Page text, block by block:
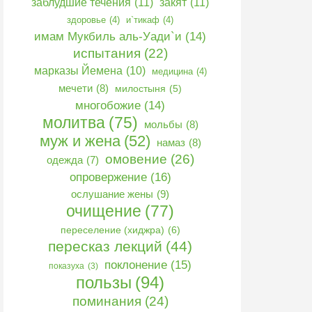
здоровье (4) и`тикаф (4)
имам Мукбиль аль-Уади`и (14)
испытания (22)
марказы Йемена (10) медицина (4)
мечети (8) милостыня (5)
многобожие (14)
молитва (75) мольбы (8)
муж и жена (52) намаз (8)
одежда (7) омовение (26)
опровержение (16)
ослушание жены (9)
очищение (77)
переселение (хиджра) (6)
пересказ лекций (44)
показуха (3) поклонение (15)
пользы (94)
поминания (24)